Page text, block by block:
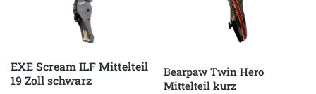
EXE Scream ILF Mittelteil
19 Zoll schwarz
Bearpaw Twin Hero
Mittelteil kurz